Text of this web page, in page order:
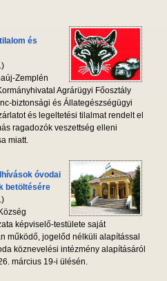
és
Zemplén
Agrárügyi Főosztály
biztonsági és Állategészségügyi
és legeltetési tilalmat rendelt el
ragadozók veszettség elleni
miatt.
óvodai
betöltésére
képviselő-testülete saját
működő, jogelőd nélküli alapítással
köznevelési intézmény alapításáról
március 19-i ülésén.